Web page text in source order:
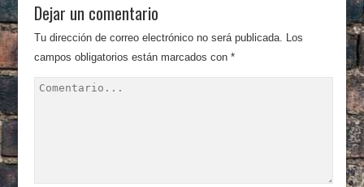
Dejar un comentario
Tu dirección de correo electrónico no será publicada. Los
campos obligatorios están marcados con*